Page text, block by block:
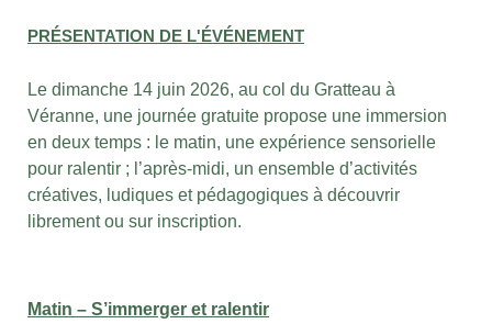
PRÉSENTATION DE L'ÉVÉNEMENT
Le dimanche 14 juin 2026, au col du Gratteau à
Véranne, une journée gratuite propose une immersion
en deux temps : le matin, une expérience sensorielle
pour ralentir ; l’après-midi, un ensemble d’activités
créatives, ludiques et pédagogiques à découvrir
librement ou sur inscription.
Matin – S’immerger et ralentir